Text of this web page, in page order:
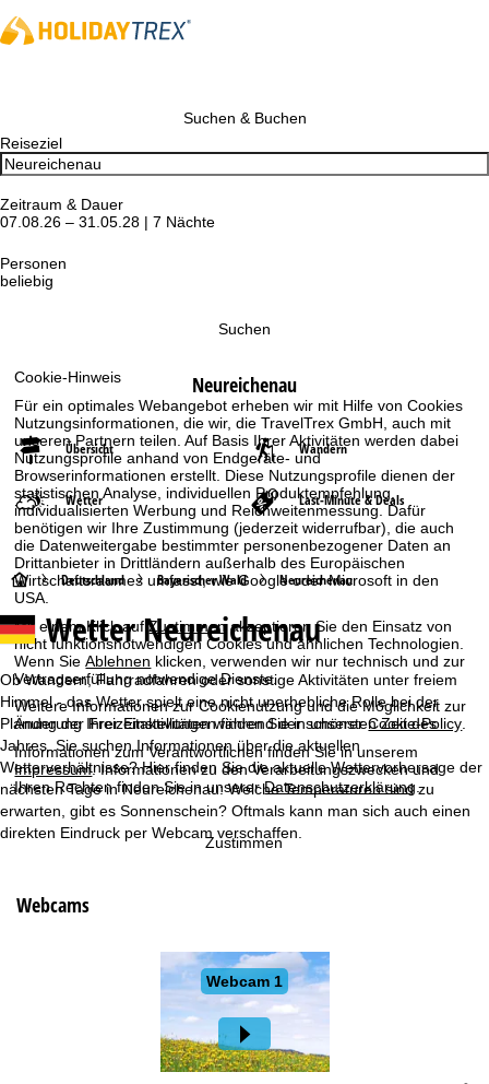
Cookie-Hinweis
Für ein optimales Webangebot erheben wir mit Hilfe von Cookies
Nutzungsinformationen, die wir, die TravelTrex GmbH, auch mit
unseren Partnern teilen. Auf Basis Ihrer Aktivitäten werden dabei
Nutzungsprofile anhand von Endgeräte- und
Browserinformationen erstellt. Diese Nutzungsprofile dienen der
statistischen Analyse, individuellen Produktempfehlung,
individualisierten Werbung und Reichweitenmessung. Dafür
benötigen wir Ihre Zustimmung (jederzeit widerrufbar), die auch
die Datenweitergabe bestimmter personenbezogener Daten an
Drittanbieter in Drittländern außerhalb des Europäischen
Wirtschaftsraumes umfasst, wie Google oder Microsoft in den
USA.
Mit einem Klick aufZustimmenakzeptieren Sie den Einsatz von
nicht funktionsnotwendigen Cookies und ähnlichen Technologien.
Wenn SieAblehnen klicken, verwenden wir nur technisch und zur
Vertragserfüllung notwendige Dienste.
Weitere Informationen zur Cookienutzung und die Möglichkeit zur
Änderung Ihrer Einstellungen finden Sie in unsererCookie-Policy
Informationen zum Verantwortlichen finden Sie in unserem
Impressum. Informationen zu den Verarbeitungszwecken und
Ihren Rechten finden Sie in unsererDatenschutzerklärung.
Zustimmen
Suchen & Buchen
Reiseziel
Zeitraum & Dauer
07.08.26 – 31.05.28 | 7 Nächte
Personen
beliebig
Suchen
Neureichenau
Übersicht Wandern
Wetter Last-Minute & Deals
S
t
a
r
t
Deutschland Bayerischer Wald Neureichenau
Wetter Neureichenau
Ob Wandern, Fahrradfahren oder sonstige Aktivitäten unter freiem
Himmel - das Wetter spielt eine nicht unerhebliche Rolle bei der
Planung der Freizeitaktivitäten während der schönsten Zeit des
Jahres. Sie suchen Informationen über die aktuellen
Wetterverhältnisse? Hier finden Sie die aktuelle Wettervorhersage der
nächsten Tage in Neureichenau: Welche Temperaturen sind zu
erwarten, gibt es Sonnenschein? Oftmals kann man sich auch einen
direkten Eindruck per Webcam verschaffen.
Webcams